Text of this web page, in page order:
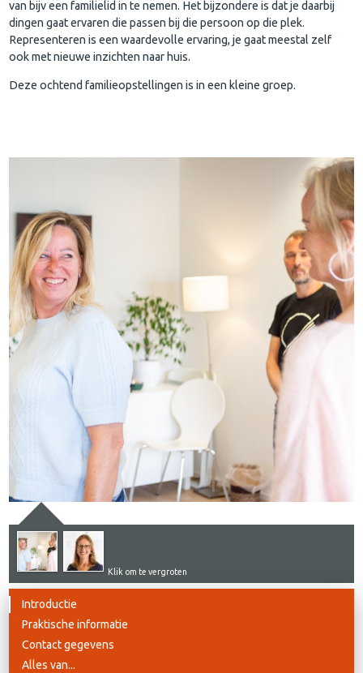
van bijv een familielid in te nemen. Het bijzondere is dat je daarbij
dingen gaat ervaren die passen bij die persoon op die plek.
Representeren is een waardevolle ervaring, je gaat meestal zelf
ook met nieuwe inzichten naar huis.
Deze ochtend familieopstellingen is in een kleine groep.
Klik om te vergroten
Introductie
Praktische informatie
Contact gegevens
Alles van...